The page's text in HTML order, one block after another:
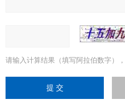
请输入计算结果（填写阿拉伯数字）